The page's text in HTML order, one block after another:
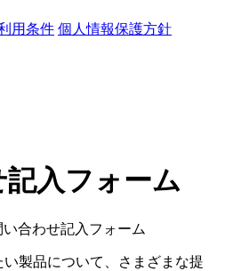
用条件 個人情報保護方針
入フォーム
い合わせ記入フォーム
製品について、さまざまな提